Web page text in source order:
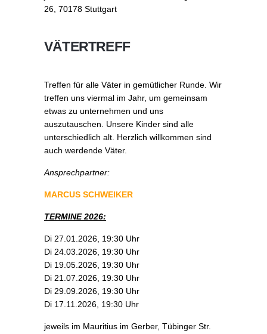
26, 70178 Stuttgart
VÄTERTREFF
Treffen für alle Väter in gemütlicher Runde. Wir
treffen uns viermal im Jahr, um gemeinsam
etwas zu unternehmen und uns
auszutauschen. Unsere Kinder sind alle
unterschiedlich alt. Herzlich willkommen sind
auch werdende Väter.
Ansprechpartner:
MARCUS SCHWEIKER
TERMINE 2026:
Di 27.01.2026, 19:30 Uhr
Di 24.03.2026, 19:30 Uhr
Di 19.05.2026, 19:30 Uhr
Di 21.07.2026, 19:30 Uhr
Di 29.09.2026, 19:30 Uhr
Di 17.11.2026, 19:30 Uhr
jeweils im Mauritius im Gerber, Tübinger Str.